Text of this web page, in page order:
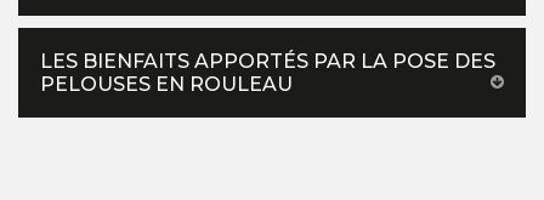
LES BIENFAITS APPORTÉS PAR LA POSE DES
PELOUSES EN ROULEAU